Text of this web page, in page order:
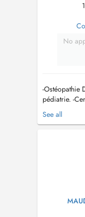
No
-Ostéopathie
pédiatrie. -
Thérapie
ventouse,...)
See all